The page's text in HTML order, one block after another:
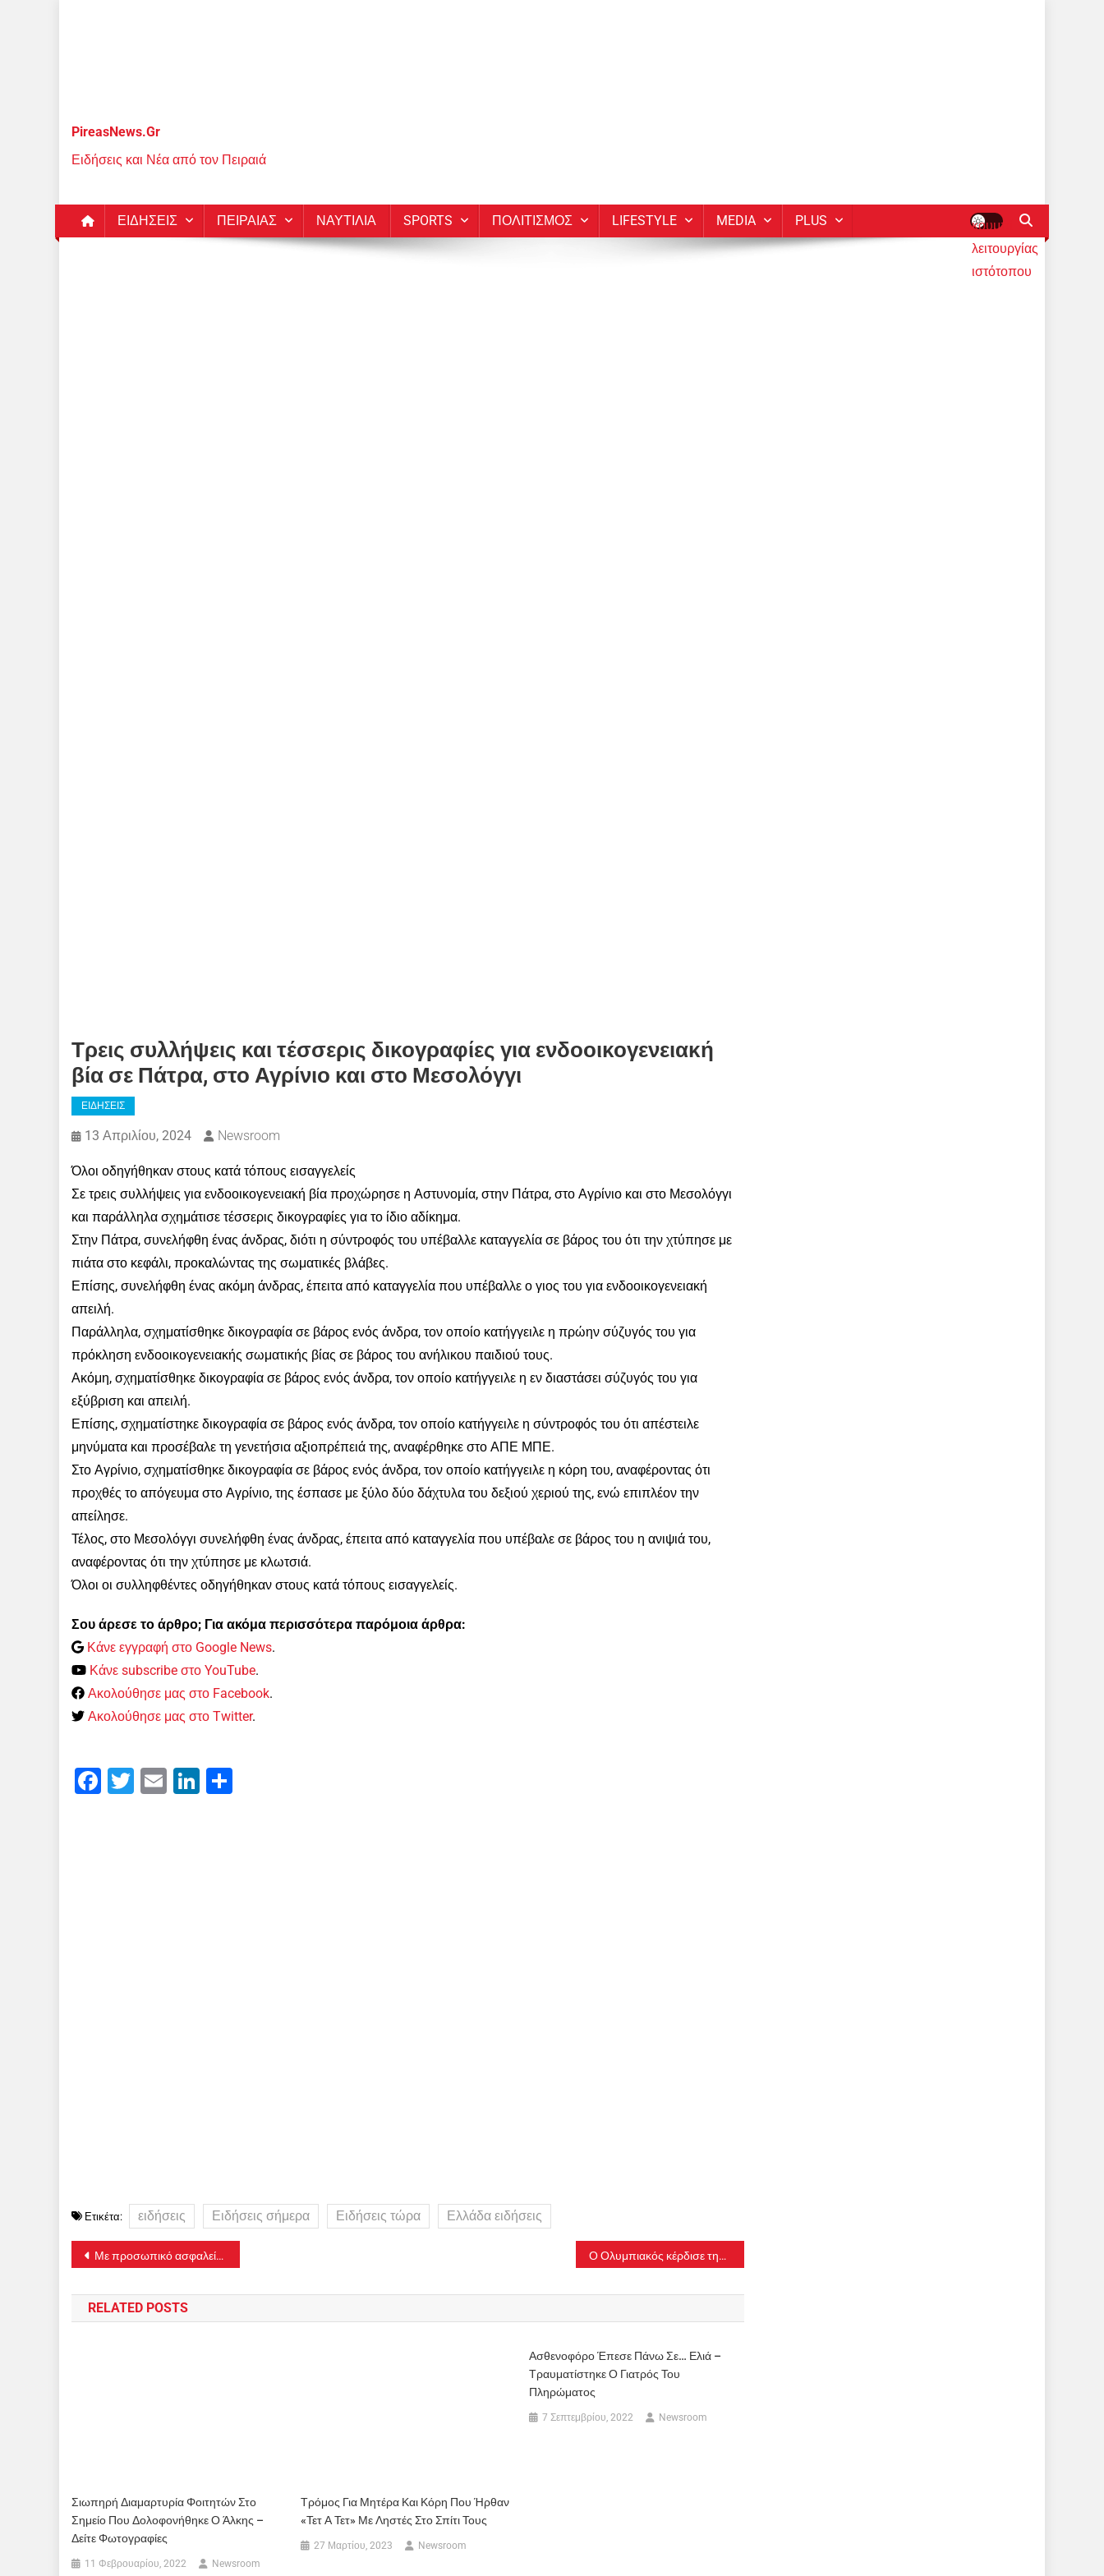
PireasNews.Gr
Ειδήσεις και Νέα από τον Πειραιά
ΕΙΔΗΣΕΙΣ ΠΕΙΡΑΙΑΣ ΝΑΥΤΙΛΙΑ SPORTS ΠΟΛΙΤΙΣΜΟΣ LIFESTYLE MEDIA PLUS
κουμπί
λειτουργίας
ιστότοπου
Τρεις συλλήψεις και τέσσερις δικογραφίες για ενδοοικογενειακή
βία σε Πάτρα, στο Αγρίνιο και στο Μεσολόγγι
ΕΙΔΗΣΕΙΣ
13 Απριλίου, 2024 Newsroom
Όλοι οδηγήθηκαν στους κατά τόπους εισαγγελείς
Σε τρεις συλλήψεις για ενδοοικογενειακή βία προχώρησε η Αστυνομία, στην Πάτρα, στο Αγρίνιο και στο Μεσολόγγι
και παράλληλα σχημάτισε τέσσερις δικογραφίες για το ίδιο αδίκημα.
Στην Πάτρα, συνελήφθη ένας άνδρας, διότι η σύντροφός του υπέβαλλε καταγγελία σε βάρος του ότι την χτύπησε με
πιάτα στο κεφάλι, προκαλώντας της σωματικές βλάβες.
Επίσης, συνελήφθη ένας ακόμη άνδρας, έπειτα από καταγγελία που υπέβαλλε ο γιος του για ενδοοικογενειακή
απειλή.
Παράλληλα, σχηματίσθηκε δικογραφία σε βάρος ενός άνδρα, τον οποίο κατήγγειλε η πρώην σύζυγός του για
πρόκληση ενδοοικογενειακής σωματικής βίας σε βάρος του ανήλικου παιδιού τους.
Ακόμη, σχηματίσθηκε δικογραφία σε βάρος ενός άνδρα, τον οποίο κατήγγειλε η εν διαστάσει σύζυγός του για
εξύβριση και απειλή.
Επίσης, σχηματίστηκε δικογραφία σε βάρος ενός άνδρα, τον οποίο κατήγγειλε η σύντροφός του ότι απέστειλε
μηνύματα και προσέβαλε τη γενετήσια αξιοπρέπειά της, αναφέρθηκε στο ΑΠΕ ΜΠΕ.
Στο Αγρίνιο, σχηματίσθηκε δικογραφία σε βάρος ενός άνδρα, τον οποίο κατήγγειλε η κόρη του, αναφέροντας ότι
προχθές το απόγευμα στο Αγρίνιο, της έσπασε με ξύλο δύο δάχτυλα του δεξιού χεριού της, ενώ επιπλέον την
απείλησε.
Τέλος, στο Μεσολόγγι συνελήφθη ένας άνδρας, έπειτα από καταγγελία που υπέβαλε σε βάρος του η ανιψιά του,
αναφέροντας ότι την χτύπησε με κλωτσιά.
Όλοι οι συλληφθέντες οδηγήθηκαν στους κατά τόπους εισαγγελείς.
Σου άρεσε το άρθρο; Για ακόμα περισσότερα παρόμοια άρθρα:
Κάνε εγγραφή στο Google News.
Κάνε subscribe στο YouTube.
Ακολούθησε μας στο Facebook.
Ακολούθησε μας στο Twitter.
Facebook
Twitter Email LinkedIn
Ετικέτα: ειδήσεις Ειδήσεις σήμερα Ειδήσεις τώρα Ελλάδα ειδήσεις
Πλοήγηση
άρθρων
Με προσωπικό ασφαλείας στις 17 Απριλίου ο ΟΑΣΘ λόγω της 24ωρης πανελλαδικής απεργίας της ΓΣΕΕ Ο Ολυμπιακός κέρδισε την Φενέρ στην παράταση και αντιμετωπίζει Μπαρτσελόνα στα πλέι οφ
RELATED POSTS
Σιωπηρή Διαμαρτυρία Φοιτητών Στο
Σημείο Που Δολοφονήθηκε Ο Άλκης –
Δείτε Φωτογραφίες
11 Φεβρουαρίου, 2022 Newsroom
Τρόμος Για Μητέρα Και Κόρη Που Ήρθαν
«τετ Α Τετ» Με Ληστές Στο Σπίτι Τους
27 Μαρτίου, 2023 Newsroom
Ασθενοφόρο Έπεσε Πάνω Σε… Ελιά –
Τραυματίστηκε Ο Γιατρός Του
Πληρώματος
7 Σεπτεμβρίου, 2022 Newsroom